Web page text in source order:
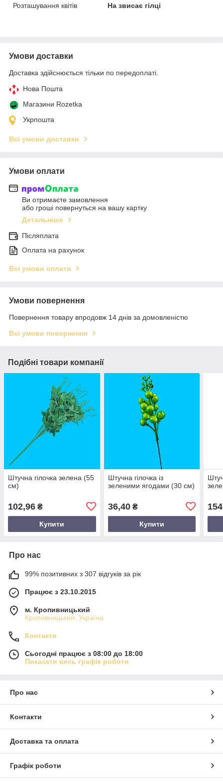
Розташування квітів
На звисає гілці
Умови доставки
Доставка здійснюється тільки по передоплаті.
Нова Пошта
Магазини Rozetka
Укрпошта
Всі умови доставки
Умови оплати
Ви отримаєте замовлення
або гроші повернуться на вашу картку
Детальніше
Післяплата
Оплата на рахунок
Всі умови оплати
Умови повернення
Повернення товару впродовж 14 днів за домовленістю
Всі умови повернення
Подібні товари компанії
Штучна гілочка зелена (55
см)
102,96 ₴
Купити
Штучна гілочка із
зеленими ягодами (30 см)
36,40₴
Купити
Про нас
99% позитивних з 307 відгуків за рік
Працює з 23.10.2015
м. Кропивницький
Кропивницький, Україна
Контакти
Сьогодні працює з 08:00 до 18:00
Показати весь графік роботи
Про нас
Контакти
Доставка та оплата
Графік роботи